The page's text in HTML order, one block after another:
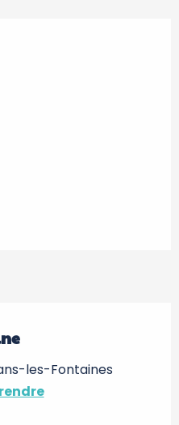
les-Fontaines